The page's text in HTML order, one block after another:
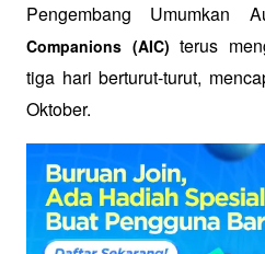
Pengembang Umumkan
Companions (AIC) terus
tiga hari berturut-turut,
Oktober.